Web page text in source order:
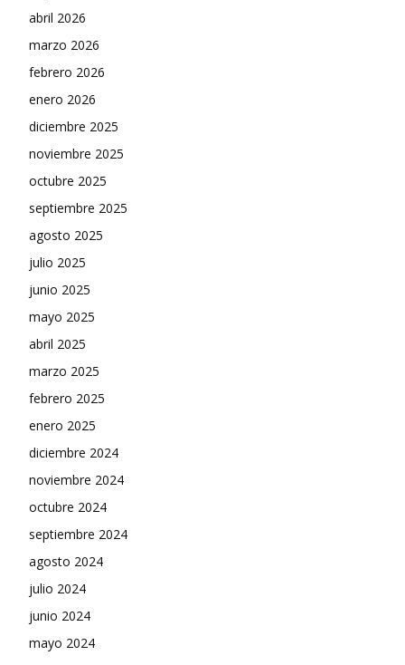
abril 2026
marzo 2026
febrero 2026
enero 2026
diciembre 2025
noviembre 2025
octubre 2025
septiembre 2025
agosto 2025
julio 2025
junio 2025
mayo 2025
abril 2025
marzo 2025
febrero 2025
enero 2025
diciembre 2024
noviembre 2024
octubre 2024
septiembre 2024
agosto 2024
julio 2024
junio 2024
mayo 2024